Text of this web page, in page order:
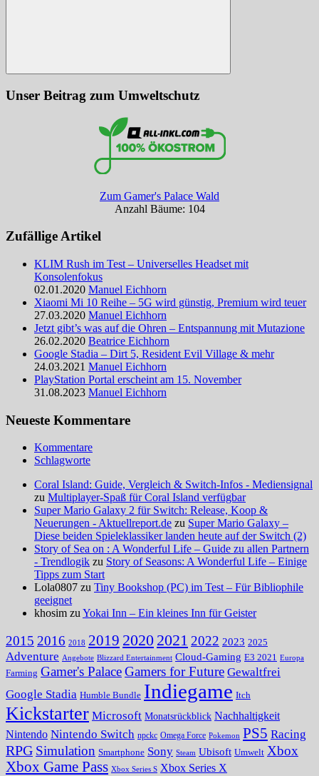
Suchen
Unser Beitrag zum Umweltschutz
Zum Gamer's Palace Wald
Anzahl Bäume: 104
Zufällige Artikel
KLIM Rush im Test – Universelles Headset mit
Konsolenfokus
02.01.2020 Manuel Eichhorn
Xiaomi Mi 10 Reihe – 5G wird günstig, Premium wird teuer
27.03.2020 Manuel Eichhorn
Jetzt gibt’s was auf die Ohren – Entspannung mit Mutazione
26.02.2020 Beatrice Eichhorn
Google Stadia – Dirt 5, Resident Evil Village & mehr
24.03.2021 Manuel Eichhorn
PlayStation Portal erscheint am 15. November
31.08.2023 Manuel Eichhorn
Neueste Kommentare
Kommentare
Schlagworte
Coral Island: Guide, Vergleich & Switch-Infos - Mediensignal
zu Multiplayer-Spaß für Coral Island verfügbar
Super Mario Galaxy 2 für Switch: Release, Koop &
Neuerungen - Aktuellreport.de zu Super Mario Galaxy –
Diese beiden Spieleklassiker landen heute auf der Switch (2)
Story of Sea on : A Wonderful Life – Guide zu allen Partnern
- Trendlogik zu Story of Seasons: A Wonderful Life – Einige
Tipps zum Start
Lola0807 zu Tiny Bookshop (PC) im Test – Für Bibliophile
geeignet
khosim zuYokai Inn – Ein kleines Inn für Geister
2015 2016 2018 2019 2020 2021 2022 2023 2025
Adventure Angebote Blizzard Entertainment Cloud-Gaming E3 2021 Europa
Farming Gamer's PalaceGamers for Future Gewaltfrei
Google Stadia Humble Bundle Indiegame Itch
Kickstarter Microsoft Monatsrückblick Nachhaltigkeit
Nintendo Nintendo Switch npckc Omega Force Pokemon PS5 Racing
RPG Simulation Smartphone Sony Steam Ubisoft Umwelt Xbox
Xbox Game Pass Xbox Series S Xbox Series X